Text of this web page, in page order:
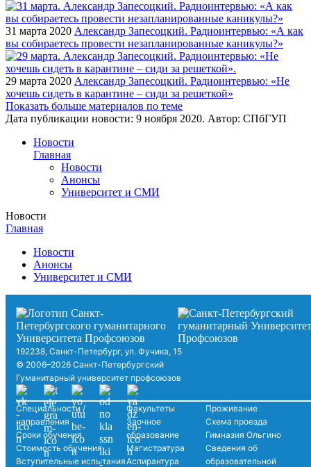
31 марта 2020 Александр Запесоцкий. Радиоинтервью: «А как
вы собираетесь провести незапланированные каникулы?»
29 марта 2020 Александр Запесоцкий. Радиоинтервью: «Не
хочешь сидеть в карантине – сиди за решеткой»
Показать больше материалов по теме
Дата публикации новости: 9 ноября 2020. Автор: СПбГУП
Новости
Главная
Новости
Анонсы
Университет и СМИ
Новости
Главная
Новости
Анонсы
Университет и СМИ
192238, Санкт-Петербург, ул. Фучика, 15
© 2006–2026 Санкт-Петербургский
Гуманитарный университет профсоюзов
Специальности /
направления
Сроки обучения
Стоимость обучения
Вступительные испытания
Факультеты
Заочное
образование
Магистратура
Аспирантура
Проживание
Схема проезда
Гимназия Ольгино
Сведения об
образовательной